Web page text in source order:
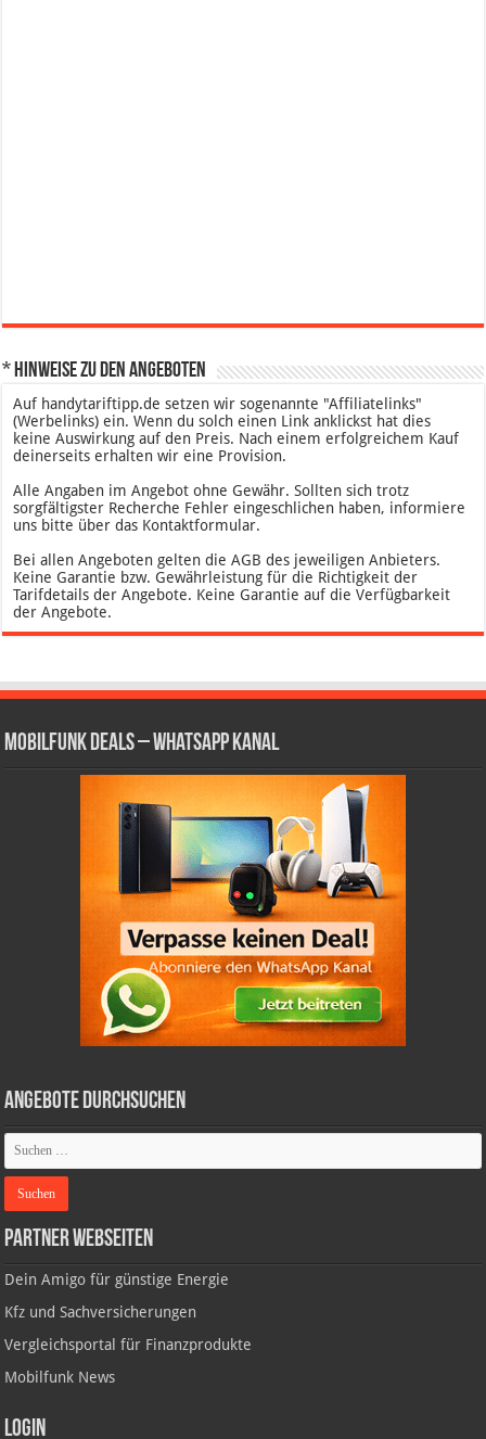
* Hinweise zu den Angeboten
Auf handytariftipp.de setzen wir sogenannte "Affiliatelinks"
(Werbelinks) ein. Wenn du solch einen Link anklickst hat dies
keine Auswirkung auf den Preis. Nach einem erfolgreichem Kauf
deinerseits erhalten wir eine Provision.
Alle Angaben im Angebot ohne Gewähr. Sollten sich trotz
sorgfältigster Recherche Fehler eingeschlichen haben, informiere
uns bitte über das Kontaktformular.
Bei allen Angeboten gelten die AGB des jeweiligen Anbieters.
Keine Garantie bzw. Gewährleistung für die Richtigkeit der
Tarifdetails der Angebote. Keine Garantie auf die Verfügbarkeit
der Angebote.
Mobilfunk Deals – WhatsApp Kanal
Angebote durchsuchen
Partner Webseiten
Dein Amigo für günstige Energie
Kfz und Sachversicherungen
Vergleichsportal für Finanzprodukte
Mobilfunk News
Login